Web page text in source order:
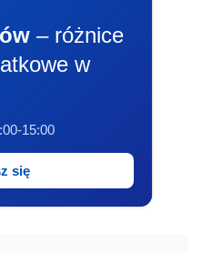
– różnice
w
15:00
się